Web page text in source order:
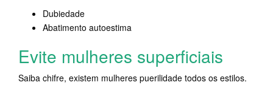
Dubiedade
Abatimento autoestima
Evite mulheres superficiais
Saiba chifre, existem mulheres puerilidade todos os estilos.